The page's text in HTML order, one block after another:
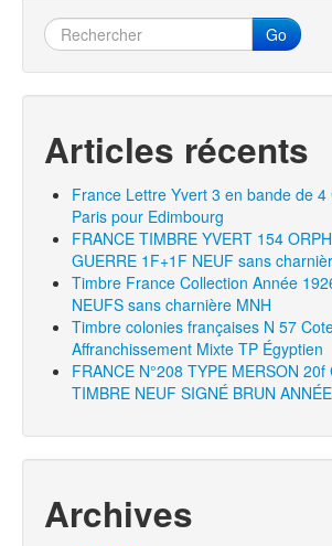
Go
Articles récents
France Lettre Yvert 3 en bande de 4
Paris pour Edimbourg
FRANCE TIMBRE YVERT 154
GUERRE 1F+1F NEUF sans
Timbre France Collection Année
NEUFS sans charnière MNH
Timbre colonies françaises N 57
Affranchissement Mixte TP Égyptien
FRANCE N°208 TYPE MERSON 20f
TIMBRE NEUF SIGNÉ BRUN
Archives